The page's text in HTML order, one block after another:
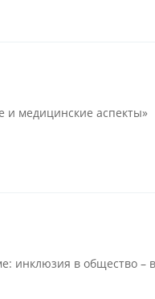
и медицинские аспекты»
инклюзия в общество –